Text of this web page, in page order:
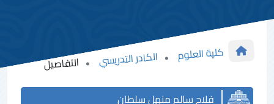
كلية العلوم الكادر التدريسي التفاصيل
فلاح سالم منهل سلطان